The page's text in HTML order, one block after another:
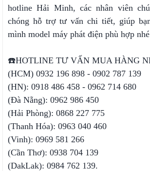
hotline Hải Minh, các nhân viên
chóng hỗ trợ tư vấn chi tiết, giúp
mình model máy phát điện phù hợp
☎️HOTLINE TƯ VẤN MUA HÀNG
(HCM) 0932 196 898 - 0902 787 139
(HN): 0918 486 458 - 0962 714 680
(Đà Nẵng): 0962 986 450
(Hải Phòng): 0868 227 775
(Thanh Hóa): 0963 040 460
(Vinh): 0969 581 266
(Cần Thơ): 0938 704 139
(DakLak): 0984 762 139.